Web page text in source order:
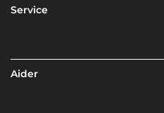
Service
Aider